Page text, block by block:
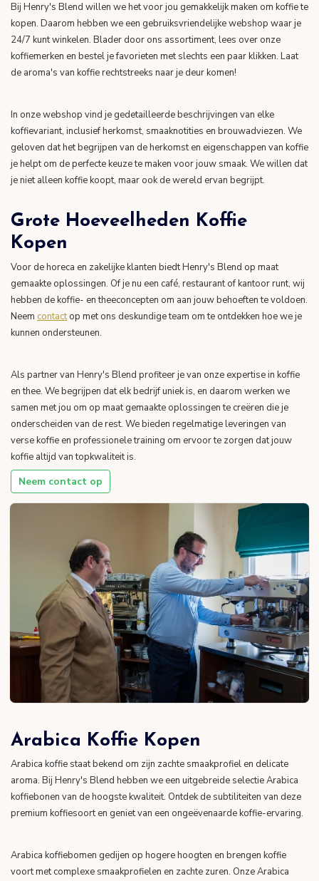
Bij Henry's Blend willen we het voor jou gemakkelijk maken om koffie te
kopen. Daarom hebben we een gebruiksvriendelijke webshop waar je
24/7 kunt winkelen. Blader door ons assortiment, lees over onze
koffiemerken en bestel je favorieten met slechts een paar klikken. Laat
de aroma's van koffie rechtstreeks naar je deur komen!
In onze webshop vind je gedetailleerde beschrijvingen van elke
koffievariant, inclusief herkomst, smaaknotities en brouwadviezen. We
geloven dat het begrijpen van de herkomst en eigenschappen van koffie
je helpt om de perfecte keuze te maken voor jouw smaak. We willen dat
je niet alleen koffie koopt, maar ook de wereld ervan begrijpt.
Grote Hoeveelheden Koffie
Kopen
Voor de horeca en zakelijke klanten biedt Henry's Blend op maat
gemaakte oplossingen. Of je nu een café, restaurant of kantoor runt, wij
hebben de koffie- en theeconcepten om aan jouw behoeften te voldoen.
Neem contact op met ons deskundige team om te ontdekken hoe we je
kunnen ondersteunen.
Als partner van Henry's Blend profiteer je van onze expertise in koffie
en thee. We begrijpen dat elk bedrijf uniek is, en daarom werken we
samen met jou om op maat gemaakte oplossingen te creëren die je
onderscheiden van de rest. We bieden regelmatige leveringen van
verse koffie en professionele training om ervoor te zorgen dat jouw
koffie altijd van topkwaliteit is.
Neem contact op
Arabica Koffie Kopen
Arabica koffie staat bekend om zijn zachte smaakprofiel en delicate
aroma. Bij Henry's Blend hebben we een uitgebreide selectie Arabica
koffiebonen van de hoogste kwaliteit. Ontdek de subtiliteiten van deze
premium koffiesoort en geniet van een ongeëvenaarde koffie-ervaring.
Arabica koffiebomen gedijen op hogere hoogten en brengen koffie
voort met complexe smaakprofielen en zachte zuren. Onze Arabica